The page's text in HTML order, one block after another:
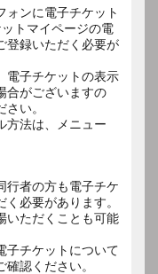
ォンに電子チケット
トマイページの電
登録いただく必要が
電子チケットの表示
合がございますの
い。
方法は、メニュー
行者の方も電子チケ
必要があります。
いただくことも可能
子チケットについて
認ください。